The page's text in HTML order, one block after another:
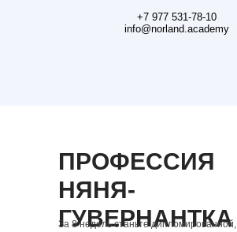
+7 977 531-78-10
info@norland.academy
ПРОФЕССИЯ
НЯНЯ-
ГУВЕРНАНТКА
За 8 недель станьте дипломированной,